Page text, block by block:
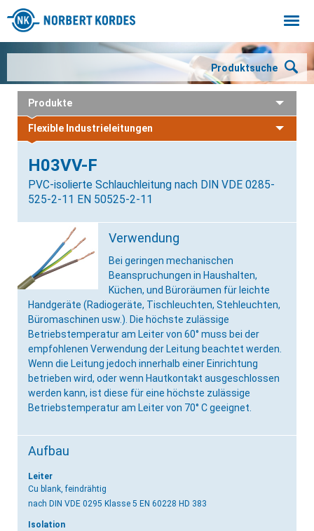
Produktsuche
Produkte
Flexible Industrieleitungen
H03VV-F
PVC-isolierte Schlauchleitung nach DIN VDE 0285-
525-2-11 EN 50525-2-11
Verwendung
Bei geringen mechanischen
Beanspruchungen in Haushalten,
Küchen, und Büroräumen für leichte
Handgeräte (Radiogeräte, Tischleuchten, Stehleuchten,
Büromaschinen usw.). Die höchste zulässige
Betriebstemperatur am Leiter von 60° muss bei der
empfohlenen Verwendung der Leitung beachtet werden.
Wenn die Leitung jedoch innerhalb einer Einrichtung
betrieben wird, oder wenn Hautkontakt ausgeschlossen
werden kann, ist diese für eine höchste zulässige
Betriebstemperatur am Leiter von 70° C geeignet.
Aufbau
Leiter
Cu blank, feindrähtig
nach DIN VDE 0295 Klasse 5 EN 60228 HD 383
Isolation